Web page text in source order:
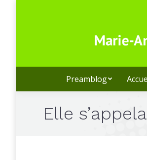
Preamblog
Elle